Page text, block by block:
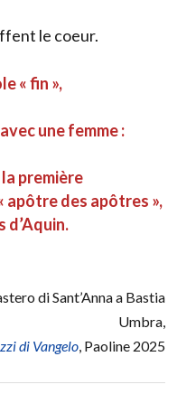
le coeur.
« fin »,
une femme :
première
apôtre des apôtres »,
d’Aquin.
di Sant’Anna a Bastia
Umbra,
di Vangelo, Paoline 2025